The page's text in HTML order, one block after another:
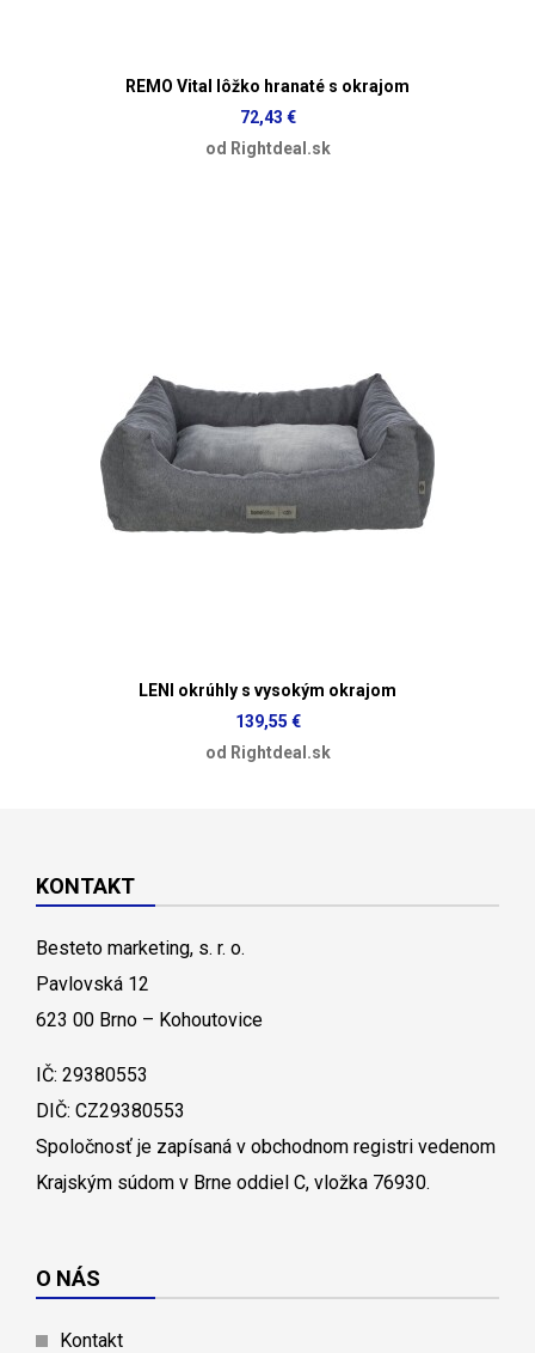
REMO Vital lôžko hranaté s okrajom
72,43 €
od Rightdeal.sk
LENI okrúhly s vysokým okrajom
139,55 €
od Rightdeal.sk
KONTAKT
Besteto marketing, s. r. o.
Pavlovská 12
623 00 Brno – Kohoutovice
IČ: 29380553
DIČ: CZ29380553
Spoločnosť je zapísaná v obchodnom registri vedenom
Krajským súdom v Brne oddiel C, vložka 76930.
O NÁS
Kontakt